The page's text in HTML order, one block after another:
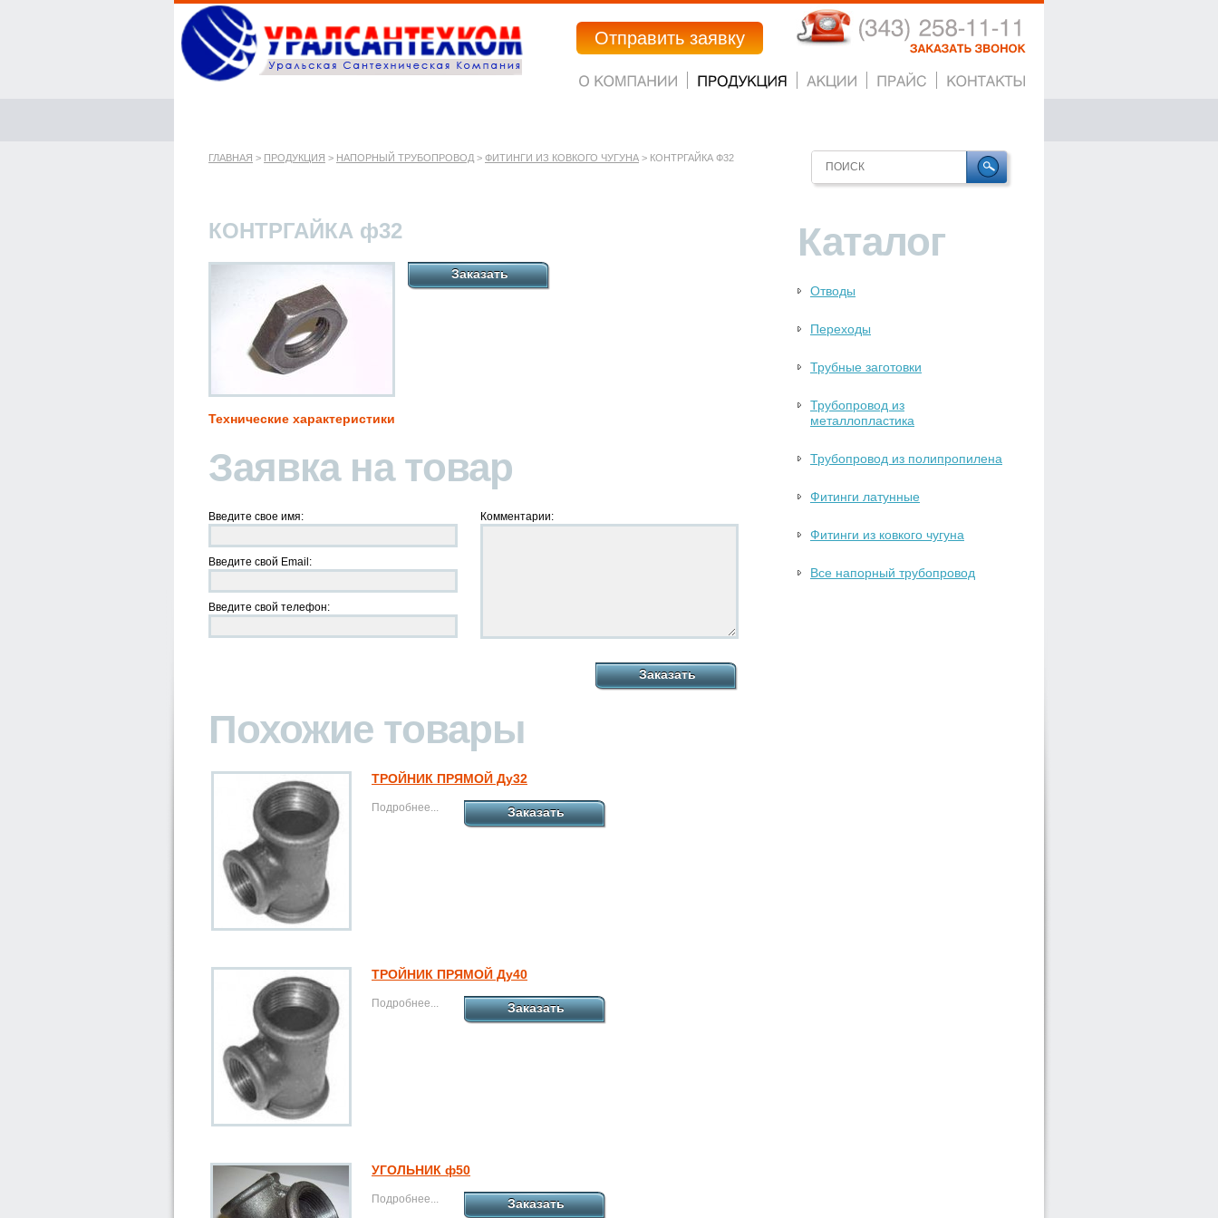
Отправить заявку
ГЛАВНАЯ > ПРОДУКЦИЯ > НАПОРНЫЙ ТРУБОПРОВОД > ФИТИНГИ ИЗ КОВКОГО ЧУГУНА > КОНТРГАЙКА Ф32
КОНТРГАЙКА ф32
Заказать
Технические характеристики
Заявка на товар
Введите свое имя:
Введите свой Email:
Введите свой телефон:
Комментарии:
Заказать
Похожие товары
ТРОЙНИК ПРЯМОЙ Ду32
Подробнее... Заказать
ТРОЙНИК ПРЯМОЙ Ду40
Подробнее... Заказать
УГОЛЬНИК ф50
Подробнее... Заказать
Каталог
Отводы
Переходы
Трубные заготовки
Трубопровод из
металлопластика
Трубопровод из полипропилена
Фитинги латунные
Фитинги из ковкого чугуна
Все напорный трубопровод